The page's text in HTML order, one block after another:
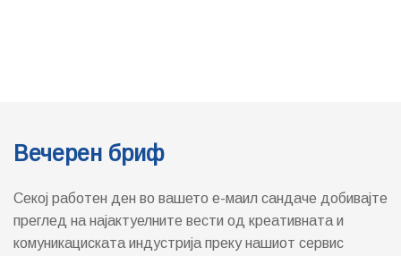
Вечерен бриф
Секој работен ден во вашето е-маил сандаче добивајте
преглед на најактуелните вести од креативната и
комуникациската индустрија преку нашиот сервис